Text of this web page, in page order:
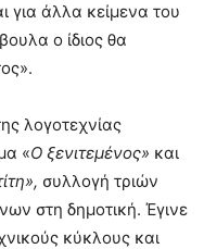
για άλλα κείμενα του
ο ίδιος θα
λογοτεχνίας
«Ο ξενιτεμένος» και
συλλογή τριών
στη δημοτική. Έγινε
κύκλους και